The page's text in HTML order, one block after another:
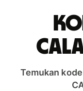
Temukan